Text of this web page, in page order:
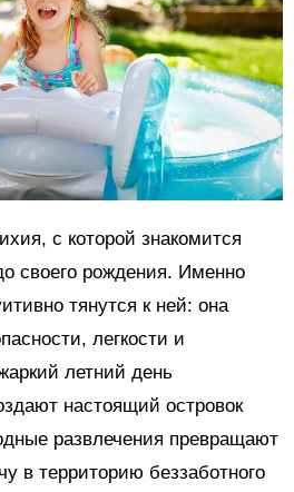
с которой знакомится
своего рождения. Именно
тянутся к ней: она
легкости и
летний день
настоящий островок
развлечения превращают
в территорию беззаботного